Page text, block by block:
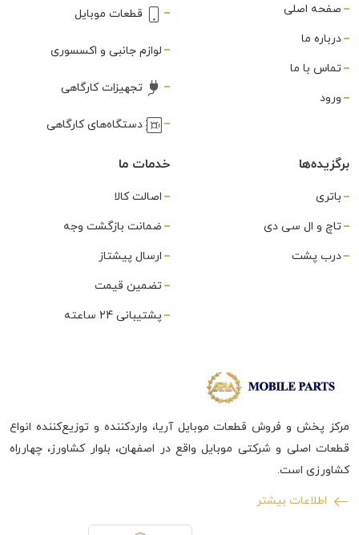
صفحه اصلی
درباره ما
تماس با ما
ورود
قطعات موبایل
لوازم جانبی و اکسسوری
تجهیزات کارگاهی
دستگاه‌های کارگاهی
برگزیده‌ها
باتری
تاچ و ال سی دی
درب پشت
خدمات ما
اصالت کالا
ضمانت بازگشت وجه
ارسال پیشتاز
تضمین قیمت
پشتیبانی 24 ساعته
مرکز پخش و فروش قطعات موبایل آریا، واردکننده و توزیع‌کننده انواع
قطعات اصلی و شرکتی موبایل واقع در اصفهان، بلوار کشاورز، چهارراه
کشاورزی است.
اطلاعات بیشتر